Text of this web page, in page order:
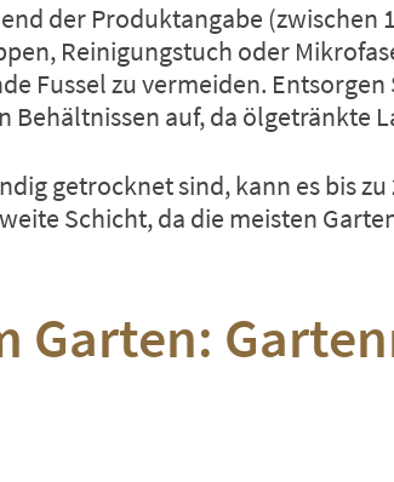
der Produktangabe
Reinigungstuch oder
Fussel zu vermeiden.
auf, da ölgetränkte
getrocknet sind, kann es bis
Schicht, da die meisten
Garten: